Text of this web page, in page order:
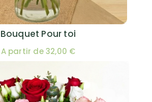
Bouquet Pour toi
A partir de 32,00 €